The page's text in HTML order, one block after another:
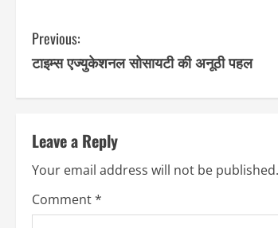
C
o
n
t
i
n
Previous:
टाइम्स एज्युकेशनल सोसायटी की अनूठी पहल
Leave a Reply
Your email address will not be published.
Comment*